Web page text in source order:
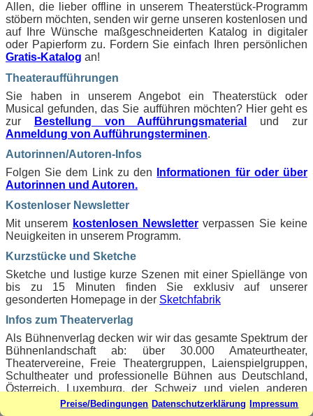
Preise/Bedingungen Datenschutzerklärung Impressum
Allen, die lieber offline in unserem Theaterstück-Programm
stöbern möchten, senden wir gerne unseren kostenlosen und
auf Ihre Wünsche maßgeschneiderten Katalog in digitaler
oder Papierform zu. Fordern Sie einfach Ihren persönlichen
Gratis-Katalog an!
Theateraufführungen
Sie haben in unserem Angebot ein Theaterstück oder
Musical gefunden, das Sie aufführen möchten? Hier geht es
zur
Bestellung von Aufführungsmaterial
und zur
Anmeldung von Aufführungsterminen.
Autorinnen/Autoren-Infos
Folgen Sie dem Link zu den
Informationen für oder über
Autorinnen und Autoren.
Kostenloser Newsletter
Mit unserem kostenlosen Newsletter verpassen Sie keine
Neuigkeiten in unserem Programm.
Kurzstücke und Sketche
Sketche und lustige kurze Szenen mit einer Spiellänge von
bis zu 15 Minuten finden Sie exklusiv auf unserer
gesonderten Homepage in der Sketchfabrik
Infos zum Theaterverlag
Als Bühnenverlag decken wir wir das gesamte Spektrum der
Bühnenlandschaft ab: über 30.000 Amateurtheater,
Theatervereine, Freie Theatergruppen, Laienspielgruppen,
Schultheater und professionelle Bühnen aus Deutschland,
Österreich, Luxemburg, der Schweiz und vielen anderen
Ländern zählen zu unseren Kunden.